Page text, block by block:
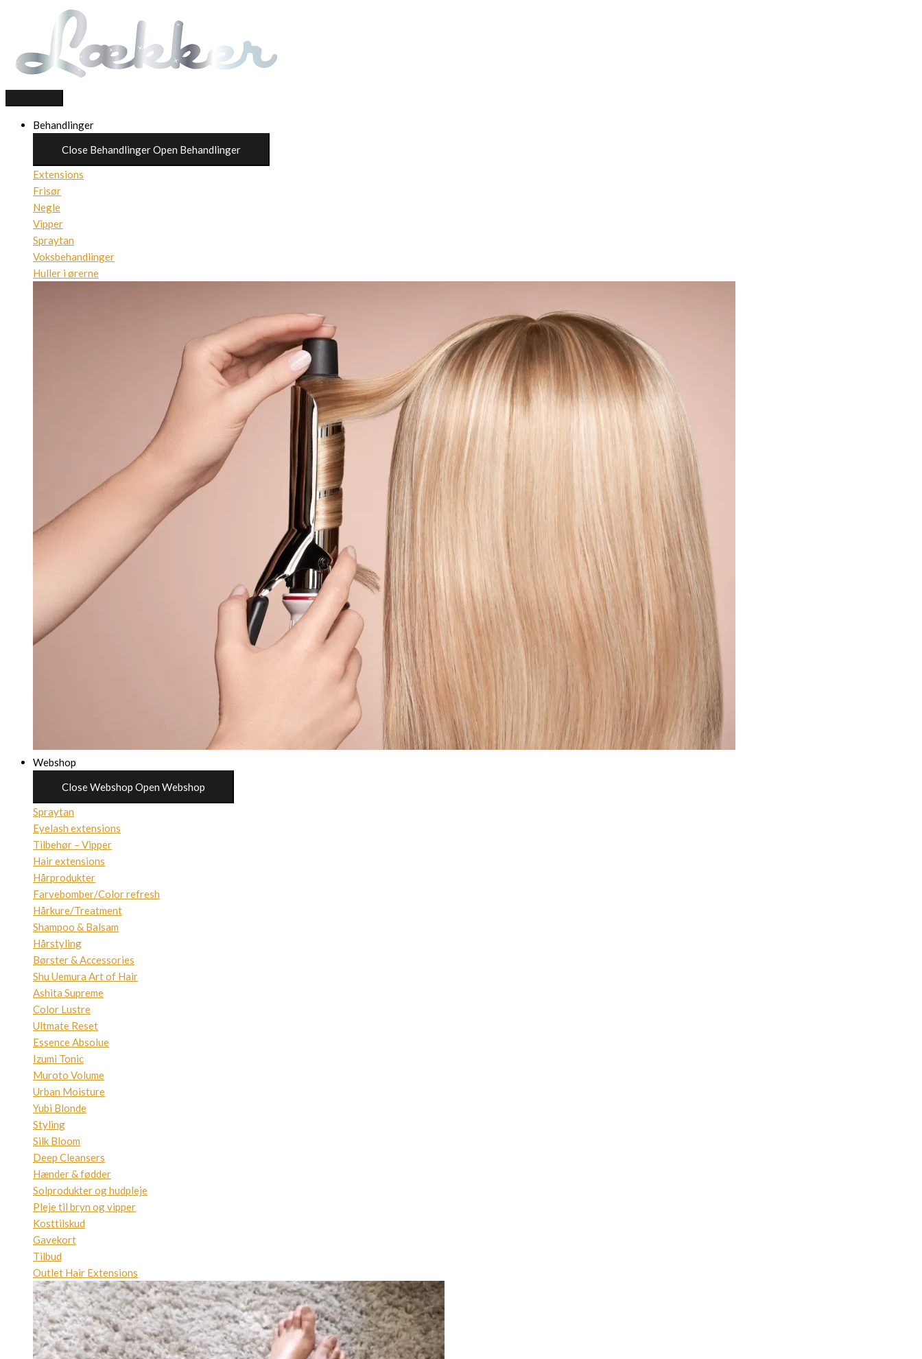
Behandlinger
Close BehandlingerOpen Behandlinger
Extensions
Frisør
Negle
Vipper
Spraytan
Voksbehandlinger
Huller i ørerne
Webshop
Close Webshop Open Webshop
Spraytan
Eyelash extensions
Tilbehør – Vipper
Hair extensions
Hårprodukter
Farvebomber/Color refresh
Hårkure/Treatment
Shampoo & Balsam
Hårstyling
Børster & Accessories
Shu Uemura Art of Hair
Ashita Supreme
Color Lustre
Ultmate Reset
Essence Absolue
Izumi Tonic
Muroto Volume
Urban Moisture
Yubi Blonde
Styling
Silk Bloom
Deep Cleansers
Hænder & fødder
Solprodukter og hudpleje
Pleje til bryn og vipper
Kosttilskud
Gavekort
Tilbud
Outlet Hair Extensions